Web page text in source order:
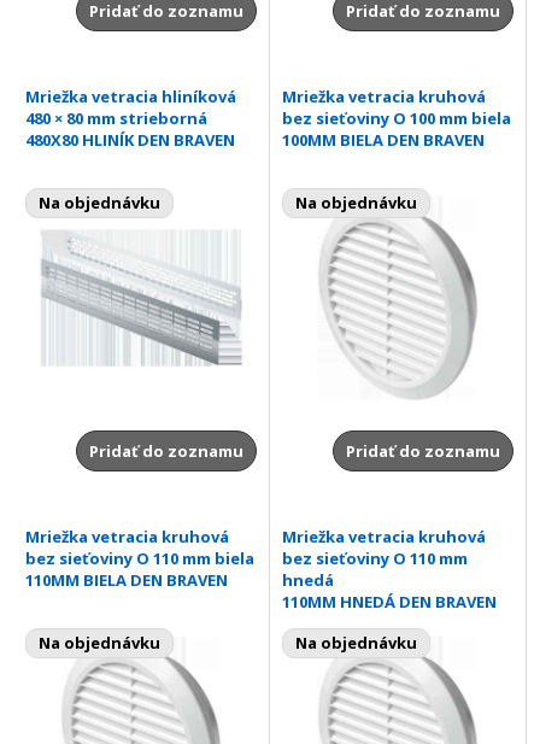
Pridať do zoznamu Pridať do zoznamu
Mriežka vetracia hliníková
480 × 80 mm strieborná
480X80 HLINÍK DEN BRAVEN
Na objednávku
Pridať do zoznamu
Mriežka vetracia kruhová
bez sieťoviny O 100 mm biela
100MM BIELA DEN BRAVEN
Na objednávku
Pridať do zoznamu
Mriežka vetracia kruhová
bez sieťoviny O 110 mm biela
110MM BIELA DEN BRAVEN
Na objednávku
Mriežka vetracia kruhová
bez sieťoviny O 110 mm
hnedá
110MM HNEDÁ DEN BRAVEN
Na objednávku